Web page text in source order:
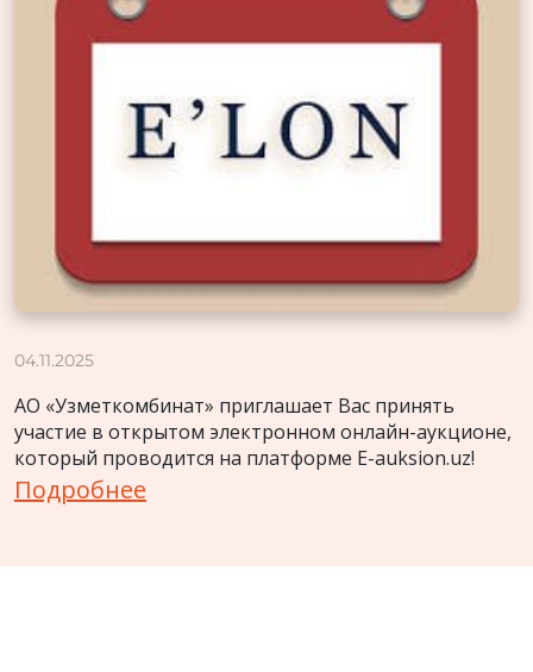
04.11.2025
АО «Узметкомбинат» приглашает Вас принять
участие в открытом электронном онлайн-аукционе,
который проводится на платформе E-auksion.uz!
Подробнее